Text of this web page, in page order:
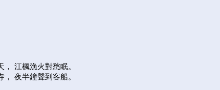
， 江楓漁火對愁眠。
， 夜半鐘聲到客船。